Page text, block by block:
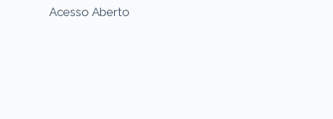
Acesso Aberto